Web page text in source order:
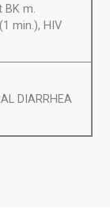
m.
min.), HIV
DIARRHEA